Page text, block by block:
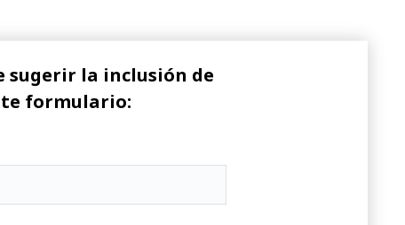
sugerir la inclusión de
formulario: